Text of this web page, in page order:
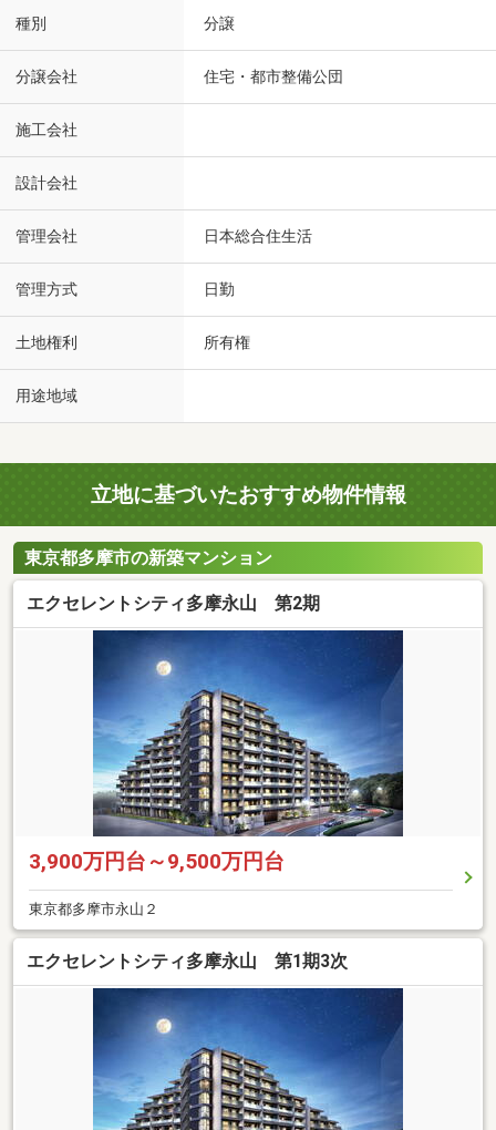
種別 分譲
分譲会社 住宅・都市整備公団
施工会社
設計会社
管理会社 日本総合住生活
管理方式 日勤
土地権利 所有権
用途地域
立地に基づいたおすすめ物件情報
東京都多摩市の新築マンション
エクセレントシティ多摩永山 第2期
3,900万円台～9,500万円台
東京都多摩市永山２
エクセレントシティ多摩永山 第1期3次